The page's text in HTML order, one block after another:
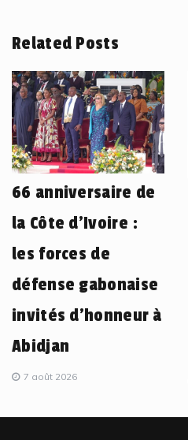
Related Posts
66 anniversaire de
la Côte d’Ivoire :
les forces de
défense gabonaise
invités d’honneur à
Abidjan
7 août 2026